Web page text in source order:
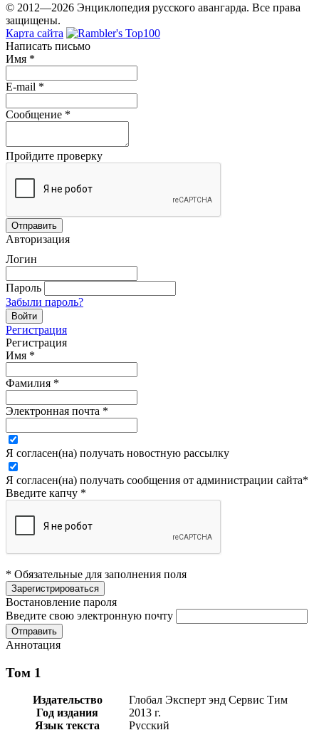
© 2012—2026 Энциклопедия русского авангарда. Все права
защищены.
Карта сайта
Написать письмо
Имя *
E-mail *
Сообщение *
Пройдите проверку
Авторизация
Логин
Пароль
Забыли пароль?
Регистрация
Регистрация
Имя *
Фамилия *
Электронная почта *
Я согласен(на) получать новостную рассылку
Я согласен(на) получать сообщения от администрации сайта*
Введите капчу *
* Обязательные для заполнения поля
Востановление пароля
Введите свою электронную почту
Аннотация
Том 1
Издательство
Глобал Эксперт энд Сервис Тим
Год издания
2013 г.
Язык текста
Русский